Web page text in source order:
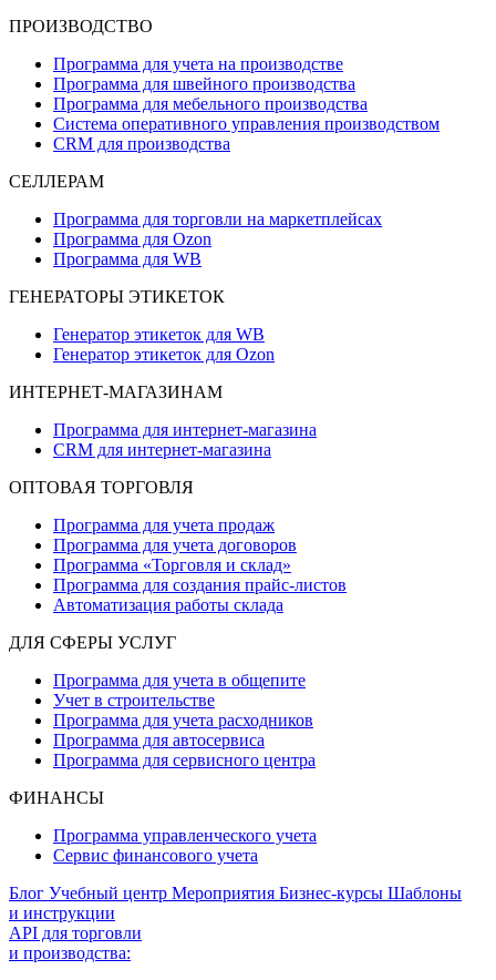
ПРОИЗВОДСТВО
Программа для учета на производстве
Программа для швейного производства
Программа для мебельного производства
Система оперативного управления производством
CRM для производства
СЕЛЛЕРАМ
Программа для торговли на маркетплейсах
Программа для Ozon
Программа для WB
ГЕНЕРАТОРЫ ЭТИКЕТОК
Генератор этикеток для WB
Генератор этикеток для Ozon
ИНТЕРНЕТ-МАГАЗИНАМ
Программа для интернет-магазина
CRM для интернет-магазина
ОПТОВАЯ ТОРГОВЛЯ
Программа для учета продаж
Программа для учета договоров
Программа «Торговля и склад»
Программа для создания прайс‑листов
Автоматизация работы склада
ДЛЯ СФЕРЫ УСЛУГ
Программа для учета в общепите
Учет в строительстве
Программа для учета расходников
Программа для автосервиса
Программа для сервисного центра
ФИНАНСЫ
Программа управленческого учета
Сервис финансового учета
Блог Учебный центр Мероприятия Бизнес-курсы Шаблоны
и инструкции
API для торговли
и производства: